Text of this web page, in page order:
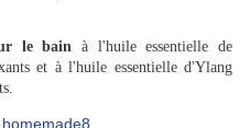
le bain à l'huile essentielle de
et à l'huile essentielle d'Ylang